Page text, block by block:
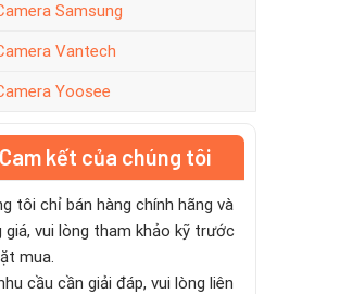
Samsung
Vantech
Yoosee
Cam kết của chúng tôi
tôi chỉ bán hàng chính hãng và
giá, vui lòng tham khảo kỹ trước
mua.
cầu cần giải đáp, vui lòng liên